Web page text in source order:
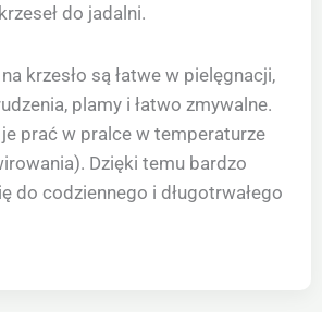
do jadalni.
krzesło są łatwe w pielęgnacji,
plamy i łatwo zmywalne.
prać w pralce w temperaturze
Dzięki temu bardzo
do codziennego i długotrwałego